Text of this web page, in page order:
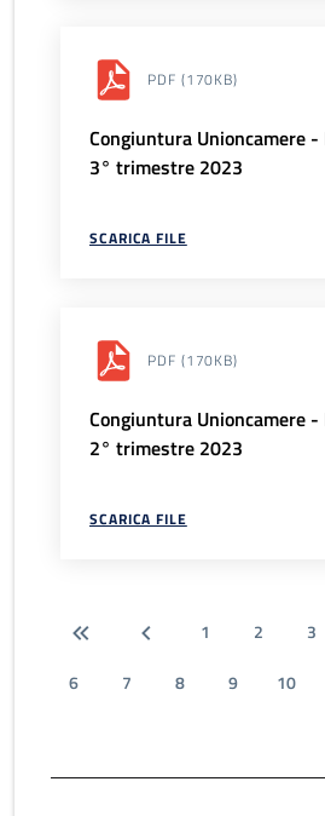
PDF (170KB)
Congiuntura Unioncamere
3° trimestre 2023
SCARICA FILE
PDF (170KB)
Congiuntura Unioncamere
2° trimestre 2023
SCARICA FILE
1 2 3
6
7 8 9 10